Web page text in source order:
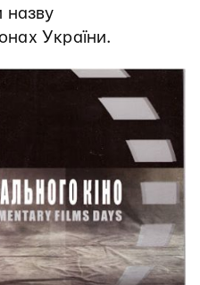
назву
України.